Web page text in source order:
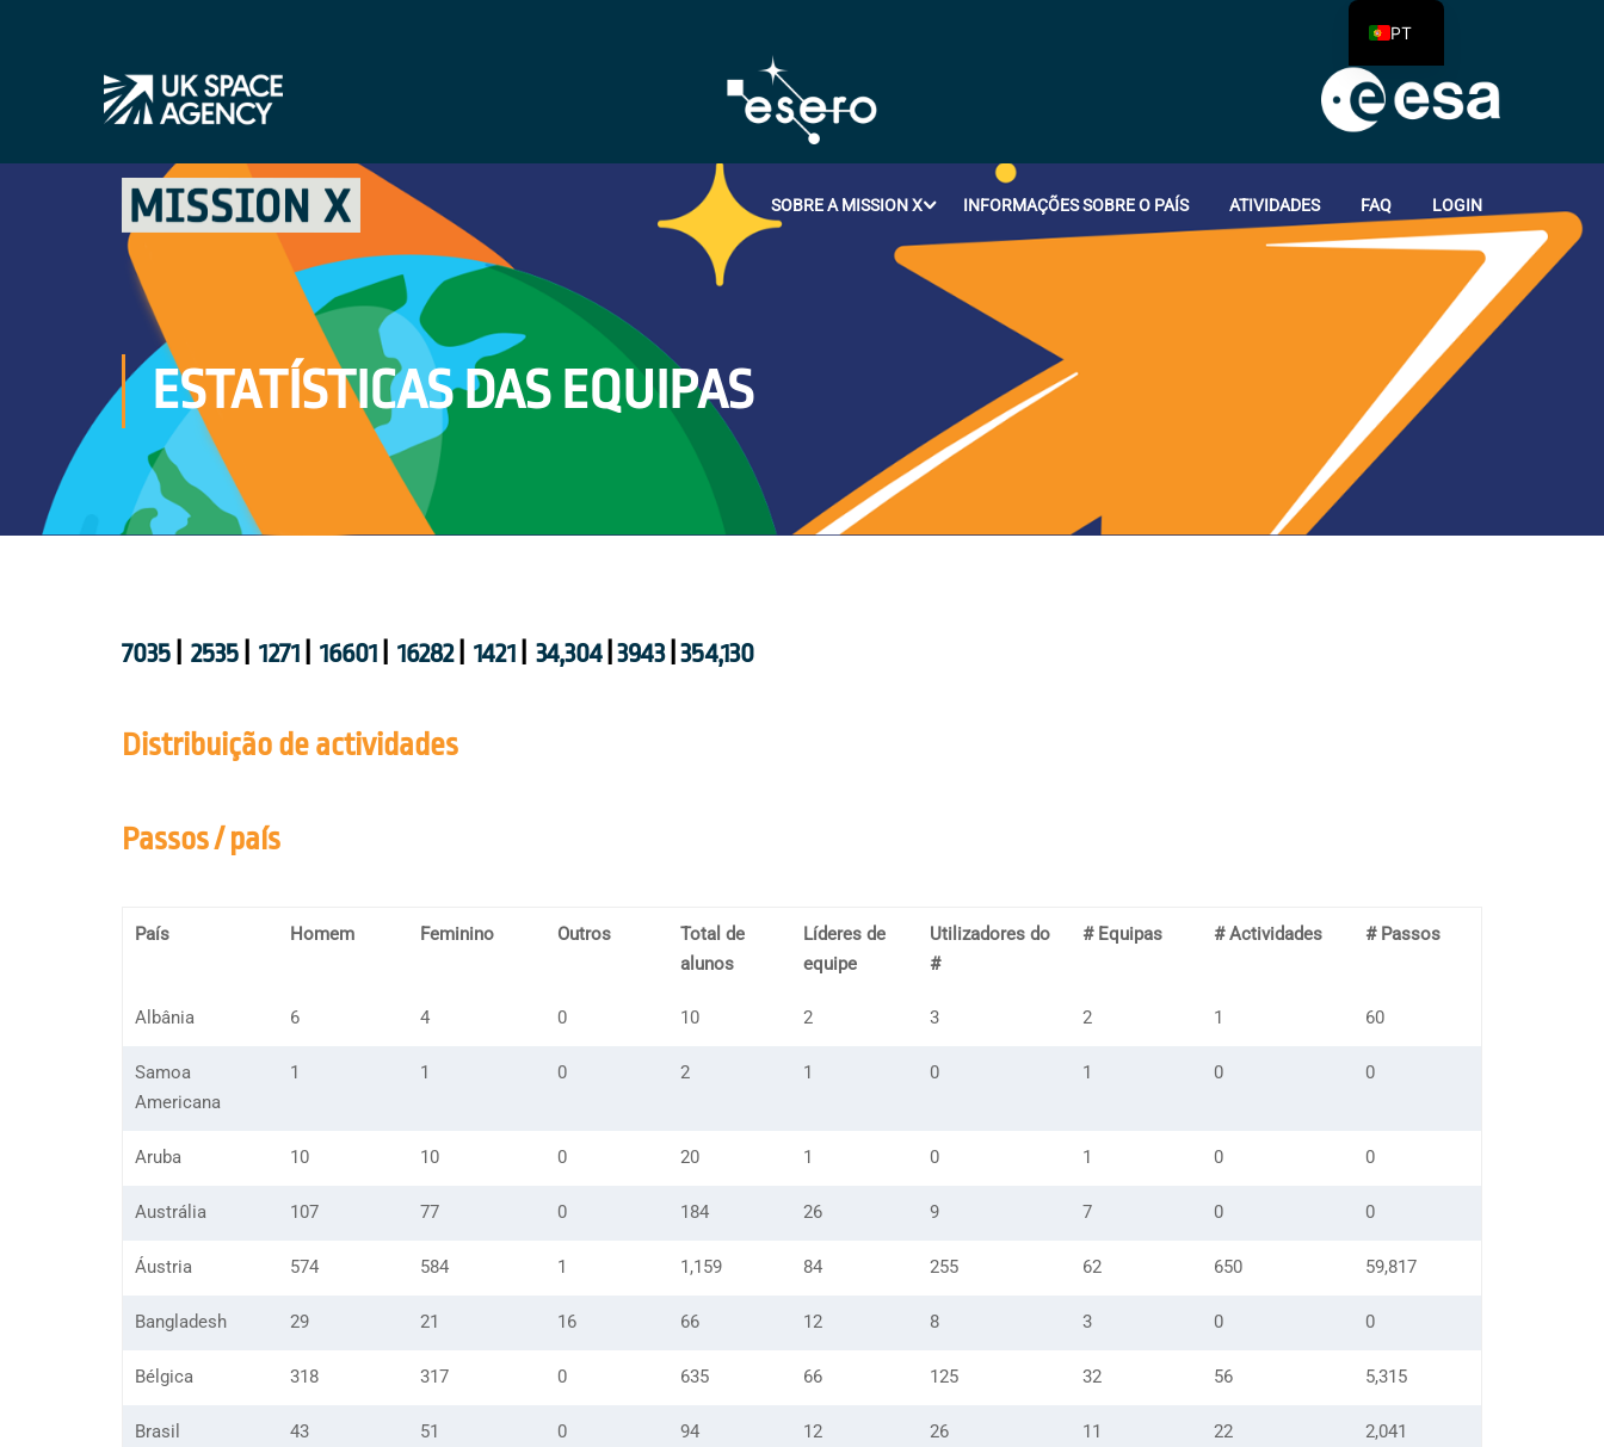
SOBRE A MISSION X INFORMAÇÕES SOBRE O PAÍS ATIVIDADES FAQ LOGIN
ESTATÍSTICAS DAS EQUIPAS
7035 2535 1271 16601 16282 1421 34,304 3943 354,130
Distribuição de actividades
Passos / país
País Homem Feminino Outros
Total de
alunos
Líderes de
equipe
Utilizadores do
#
# Equipas # Actividades # Passos
Albânia 6 4 0 10 2 3 2 1 60
Samoa
Americana
1 1 0 2 1 0 1 0 0
Aruba 10 10 0 20 1 0 1 0 0
Austrália 107 77 0 184 26 9 7 0 0
Áustria 574 584 1 1,159 84 255 62 650 59,817
Bangladesh 29 21 16 66 12 8 3 0 0
Bélgica 318 317 0 635 66 125 32 56 5,315
Brasil 43 51 0 94 12 26 11 22 2,041
PT